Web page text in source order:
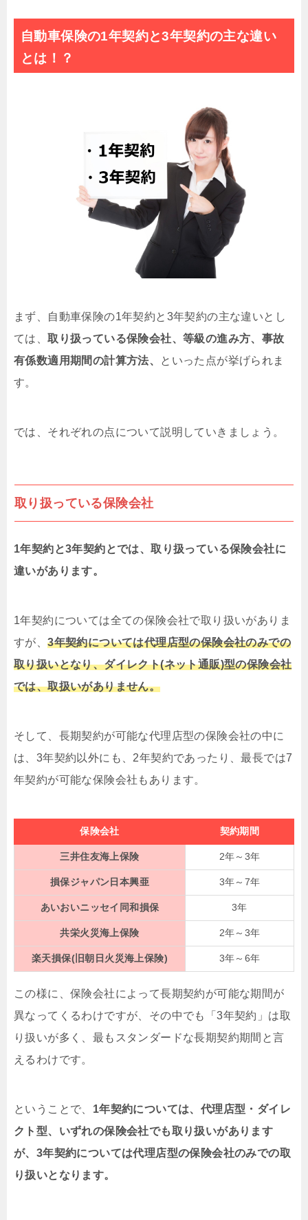
自動車保険の1年契約と3年契約の主な違い
とは！？
まず、自動車保険の1年契約と3年契約の主な違いとし
ては、取り扱っている保険会社、等級の進み方、事故
有係数適用期間の計算方法、
といった点が挙げられま
す。
では、それぞれの点について説明していきましょう。
取り扱っている保険会社
1年契約と3年契約とでは、取り扱っている保険会社に
違いがあります。
1年契約については全ての保険会社で取り扱いがありま
すが、3年契約については代理店型の保険会社のみでの
取り扱いとなり、ダイレクト(ネット通販)型の保険会社
では、取扱いがありません。
そして、長期契約が可能な代理店型の保険会社の中に
は、3年契約以外にも、2年契約であったり、最長では7
年契約が可能な保険会社もあります。
保険会社 契約期間
三井住友海上保険 2年～3年
損保ジャパン日本興亜 3年～7年
あいおいニッセイ同和損保 3年
共栄火災海上保険 2年～3年
楽天損保(旧朝日火災海上保険) 3年～6年
この様に、保険会社によって長期契約が可能な期間が
異なってくるわけですが、その中でも「3年契約」は取
り扱いが多く、最もスタンダードな長期契約期間と言
えるわけです。
ということで、 1年契約については、代理店型・ダイレ
クト型、いずれの保険会社でも取り扱いがあります
が、3年契約については代理店型の保険会社のみでの取
り扱いとなります。